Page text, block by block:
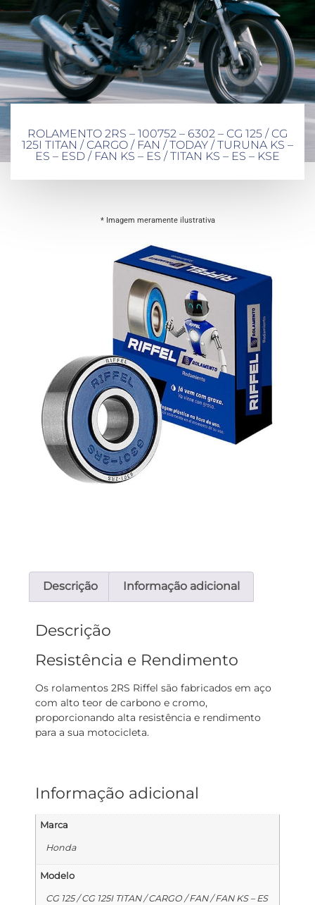
ROLAMENTO 2RS – 100752 – 6302 – CG 125 / CG
125I TITAN / CARGO / FAN / TODAY / TURUNA KS –
ES – ESD / FAN KS – ES / TITAN KS – ES – KSE
Descrição Informação adicional
Descrição
Resistência e Rendimento
Os rolamentos 2RS Riffel são fabricados em aço
com alto teor de carbono e cromo,
proporcionando alta resistência e rendimento
para a sua motocicleta.
Informação adicional
Marca
Honda
Modelo
CG 125 / CG 125I TITAN / CARGO / FAN / FAN KS – ES
* Imagem meramente ilustrativa